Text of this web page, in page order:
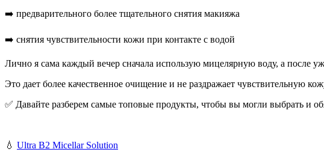
➡️ предварительного более тщательного снятия макияжа
➡️ снятия чувствительности кожи при контакте с водой
Лично я сама каждый вечер сначала использую мицелярную воду, а после
Это дает более качественное очищение и не раздражает чувствительную
✅ Давайте разберем самые топовые продукты, чтобы вы могли выбрать и
💧 Ultra B2 Micellar Solution